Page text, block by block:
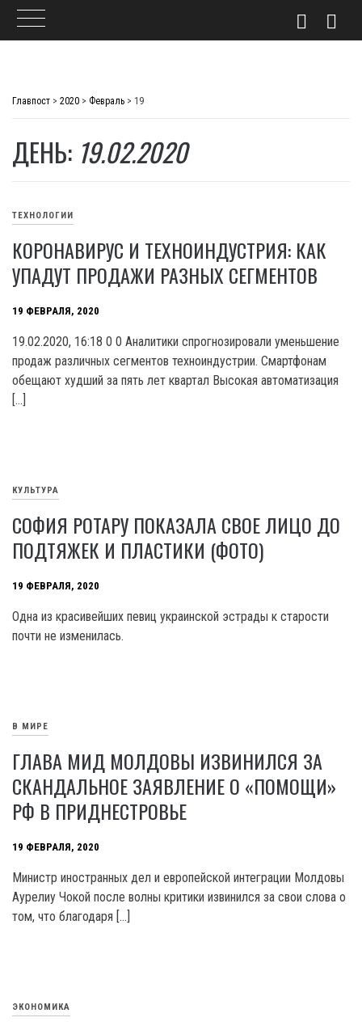
Главпост > 2020 > Февраль > 19
ДЕНЬ: 19.02.2020
ТЕХНОЛОГИИ
КОРОНАВИРУС И ТЕХНОИНДУСТРИЯ: КАК
УПАДУТ ПРОДАЖИ РАЗНЫХ СЕГМЕНТОВ
19 ФЕВРАЛЯ, 2020
19.02.2020, 16:18 0 0 Аналитики спрогнозировали уменьшение
продаж различных сегментов техноиндустрии. Смартфонам
обещают худший за пять лет квартал Высокая автоматизация
[…]
КУЛЬТУРА
СОФИЯ РОТАРУ ПОКАЗАЛА СВОЕ ЛИЦО ДО
ПОДТЯЖЕК И ПЛАСТИКИ (ФОТО)
19 ФЕВРАЛЯ, 2020
Одна из красивейших певиц украинской эстрады к старости
почти не изменилась.
В МИРЕ
ГЛАВА МИД МОЛДОВЫ ИЗВИНИЛСЯ ЗА
СКАНДАЛЬНОЕ ЗАЯВЛЕНИЕ О «ПОМОЩИ»
РФ В ПРИДНЕСТРОВЬЕ
19 ФЕВРАЛЯ, 2020
Министр иностранных дел и европейской интеграции Молдовы
Аурелиу Чокой после волны критики извинился за свои слова о
том, что благодаря […]
ЭКОНОМИКА